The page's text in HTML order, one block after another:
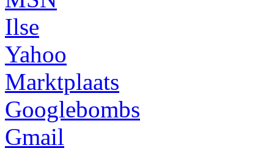
Ilse
Yahoo
Marktplaats
Googlebombs
Gmail